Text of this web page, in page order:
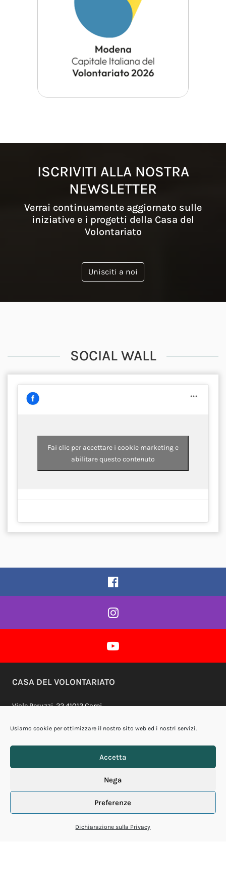
Usiamo cookie per ottimizzare il nostro sito web ed i nostri servizi.
Accetta
Nega
Preferenze
Dichiarazione sulla Privacy
ISCRIVITI ALLA NOSTRA
NEWSLETTER
Verrai continuamente aggiornato sulle
iniziative e i progetti della Casa del
Volontariato
Unisciti a noi
SOCIAL WALL
Fai clic per accettare i cookie marketing e
abilitare questo contenuto
Pagina Facebook
Profilo Instagram
Profilo Youtube
CASA DEL VOLONTARIATO
Viale Peruzzi, 22 41012 Carpi
info@casavolontariato.org
Tel. 059.6550238 - Fax. 059.6231304
Diventa volontario